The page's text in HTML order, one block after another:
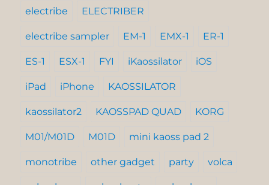
electribe ELECTRIBER
electribe sampler EM-1 EMX-1 ER-1
ES-1 ESX-1 FYI iKaossilator iOS
iPad iPhone KAOSSILATOR
kaossilator2 KAOSSPAD QUAD KORG
M01/M01D M01D mini kaoss pad 2
monotribe other gadget party volca